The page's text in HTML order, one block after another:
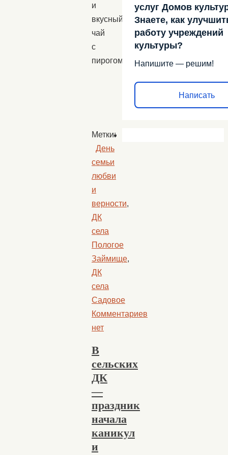
и
вкусный
чай
с
пирогом.
Метки:
День
семьи
любви
и
верности,
ДК
села
Пологое
Займище,
ДК
села
Садовое
Комментариев
нет
В
сельских
ДК
—
праздник
начала
каникул
и
услуг Домов
Знаете, как
работу учреждений
культуры?
Напишите — решим!
Написать